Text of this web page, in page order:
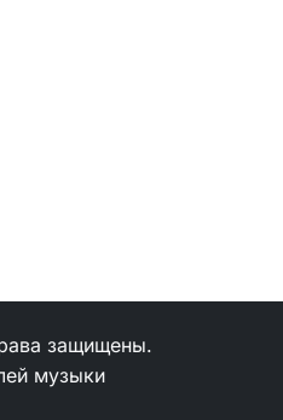
защищены.
музыки